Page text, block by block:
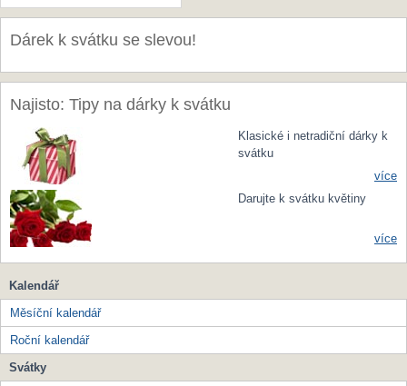
Dárek k svátku se slevou!
Najisto: Tipy na dárky k svátku
Klasické i netradiční dárky k
svátku
více
Darujte k svátku květiny
více
Kalendář
Měsíční kalendář
Roční kalendář
Svátky